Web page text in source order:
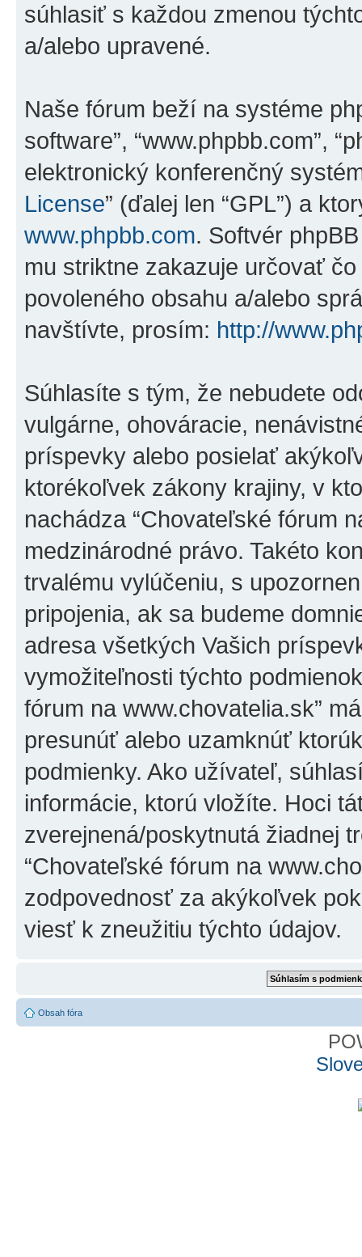
súhlasiť s každou zmenou
a/alebo upravené.
Naše fórum beží na systéme
software”, “www.phpbb.com”,
elektronický konferenčný
License” (ďalej len “GPL”) a
www.phpbb.com. Softvér
mu striktne zakazuje určovať
povoleného obsahu a/alebo
navštívte, prosím: http://
Súhlasíte s tým, že nebudete
vulgárne, ohováracie,
príspevky alebo posielať
ktorékoľvek zákony krajiny, v
nachádza “Chovateľské fórum
medzinárodné právo. Takéto
trvalému vylúčeniu, s
pripojenia, ak sa budeme
adresa všetkých Vašich
vymožiteľnosti týchto
fórum na www.chovatelia.sk”
presunúť alebo uzamknúť
podmienky. Ako užívateľ,
informácie, ktorú vložíte. Hoci
zverejnená/poskytnutá žiadnej
“Chovateľské fórum na
zodpovednosť za akýkoľvek
viesť k zneužitiu týchto údajov.
Obsah fóra